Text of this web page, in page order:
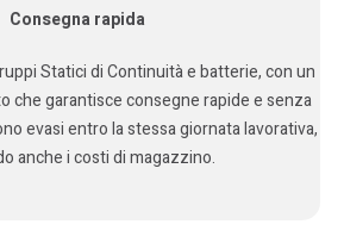
Consegna rapida
Statici di Continuità e batterie, con un
che garantisce consegne rapide e senza
evasi entro la stessa giornata lavorativa,
anche i costi di magazzino.